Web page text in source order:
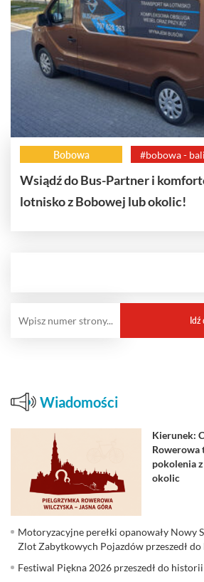
Bobowa #bobowa -
Wsiądź do Bus-Partner i
lotnisko z Bobowej lub okolic!
Wiadomości
Kierunek:
Rowerowa
pokolenia
okolic
Motoryzacyjne perełki opanowały Nowy
Zlot Zabytkowych Pojazdów przeszedł
Festiwal Piękna 2026 przeszedł do historii